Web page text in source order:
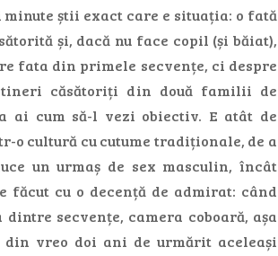
știi exact care e situația: o fată
și, dacă nu face copil (și băiat),
fata din primele secvențe, ci despre
căsătoriți din două familii de
ai cum să-l vezi obiectiv. E atât de
cultură cu cutume tradiționale, de a
un urmaș de sex masculin, încât
făcut cu o decență de admirat: când
secvențe, camera coboară, așa
vreo doi ani de urmărit aceleași